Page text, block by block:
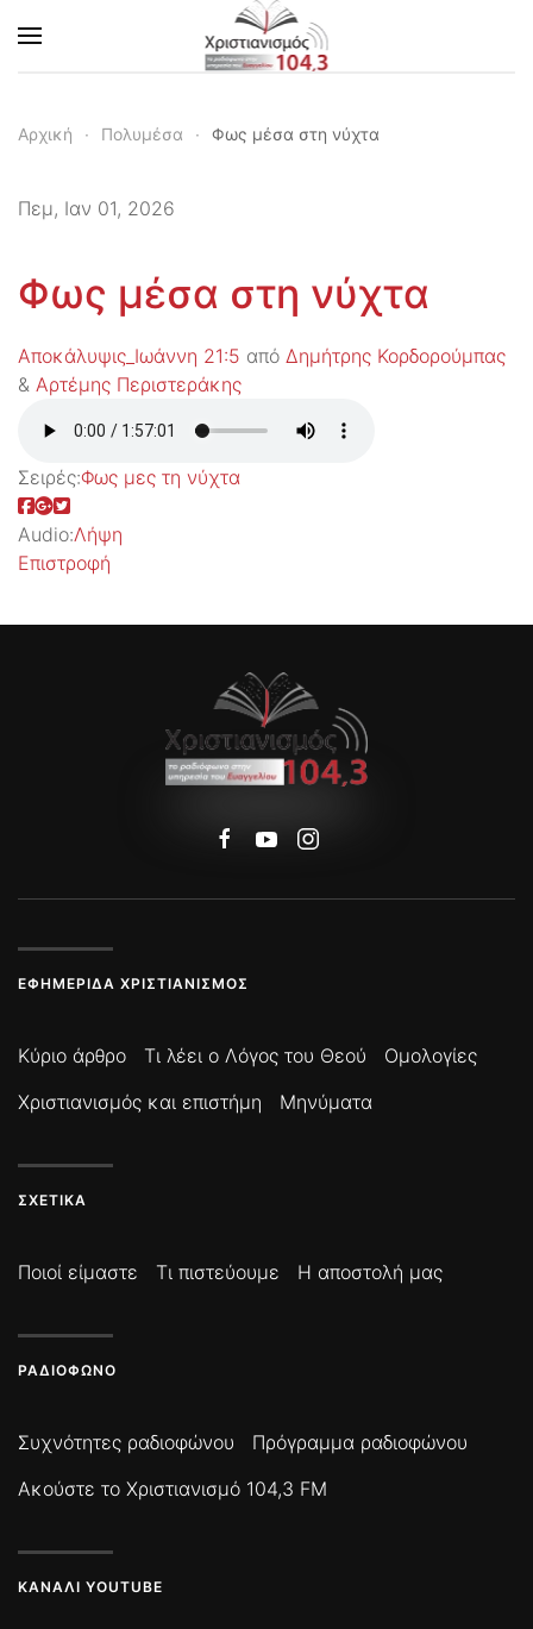
Skip to main content
Αρχική Πολυμέσα Φως μέσα στη νύχτα
Πεμ, Ιαν 01, 2026
Φως μέσα στη νύχτα
Αποκάλυψις_Ιωάννη 21:5 από Δημήτρης Κορδορούμπας
& Αρτέμης Περιστεράκης
Σειρές:Φως μες τη νύχτα
Audio:Λήψη
Επιστροφή
ΕΦΗΜΕΡΊΔΑ ΧΡΙΣΤΙΑΝΙΣΜΌΣ
Κύριο άρθρο Τι λέει ο Λόγος του Θεού
Ομολογίες
Χριστιανισμός και επιστήμη
Μηνύματα
ΣΧΕΤΙΚΆ
Ποιοί είμαστε Τι πιστεύουμε Η αποστολή μας
ΡΑΔΙΌΦΩΝΟ
Συχνότητες ραδιοφώνου
Πρόγραμμα ραδιοφώνου
Ακούστε το Χριστιανισμό 104,3 FM
ΚΑΝΆΛΙ YOUTUBE